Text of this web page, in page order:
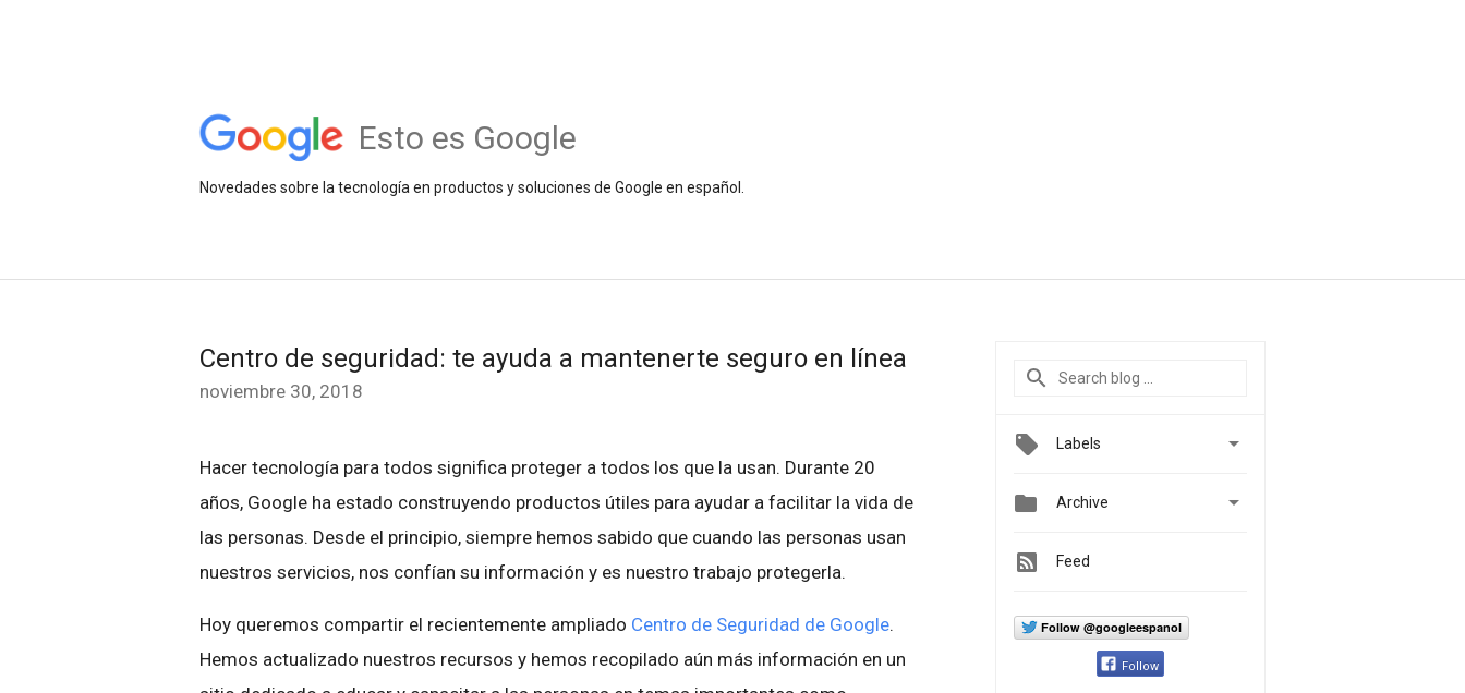
Esto es Google
Novedades sobre la tecnología en productos y soluciones de Google en español.
Centro de seguridad: te ayuda a mantenerte seguro en línea
noviembre 30, 2018
Hacer tecnología para todos significa proteger a todos los que la usan. Durante 20
años, Google ha estado construyendo productos útiles para ayudar a facilitar la vida de
las personas. Desde el principio, siempre hemos sabido que cuando las personas usan
nuestros servicios, nos confían su información y es nuestro trabajo protegerla.
Hoy queremos compartir el recientemente ampliado Centro de Seguridad de Google.
Hemos actualizado nuestros recursos y hemos recopilado aún más información en un
Labels 
 Archive 
Feed
Follow @googleespanol
Follow